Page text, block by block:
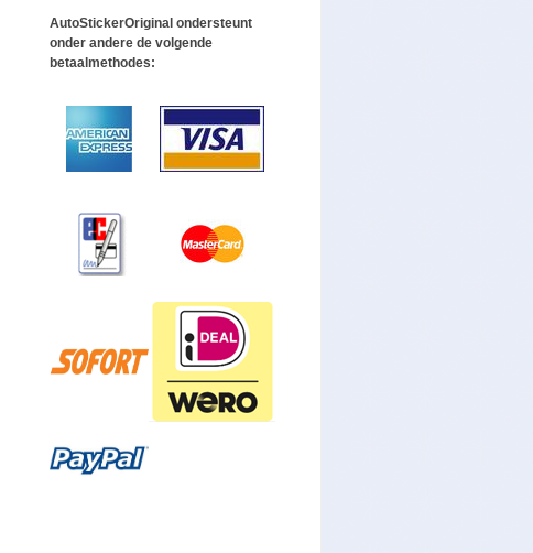
AutoStickerOriginal ondersteunt
onder andere de volgende
betaalmethodes: